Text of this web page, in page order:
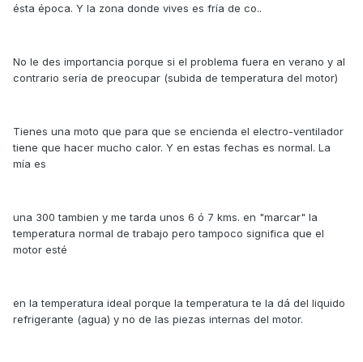
ésta época. Y la zona donde vives es fría de co..
No le des importancia porque si el problema fuera en verano y al
contrario sería de preocupar (subida de temperatura del motor)
Tienes una moto que para que se encienda el electro-ventilador
tiene que hacer mucho calor. Y en estas fechas es normal. La
mía es
una 300 tambien y me tarda unos 6 ó 7 kms. en "marcar" la
temperatura normal de trabajo pero tampoco significa que el
motor esté
en la temperatura ideal porque la temperatura te la dá del liquido
refrigerante (agua) y no de las piezas internas del motor.